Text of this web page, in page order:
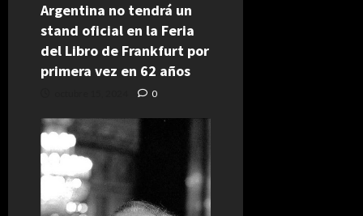
Argentina no tendrá un
stand oficial en la Feria
del Libro de Frankfurt por
primera vez en 62 años
0